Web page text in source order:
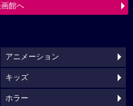
館へ
アニメーション
キッズ
ホラー